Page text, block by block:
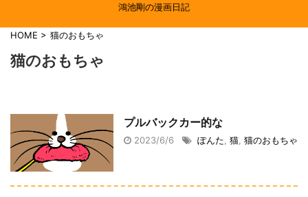
鴻池剛の漫画日記
HOME > 猫のおもちゃ
猫のおもちゃ
プルバックカー的な
2023/6/6 ぽんた 猫 猫のおもちゃ